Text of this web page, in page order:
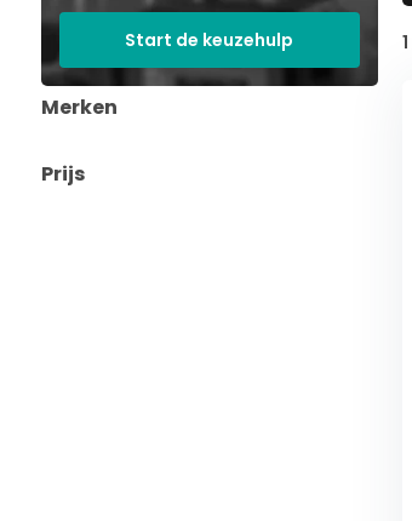
Start de keuzehulp
Merken
Prijs
1